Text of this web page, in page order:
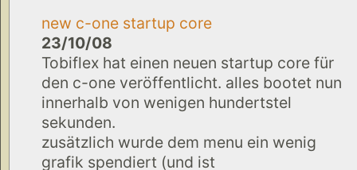
new c-one startup core
23/10/08
Tobiflex hat einen neuen startup core für
den c-one veröffentlicht. alles bootet nun
innerhalb von wenigen hundertstel
sekunden.
zusätzlich wurde dem menu ein wenig
grafik spendiert (und ist